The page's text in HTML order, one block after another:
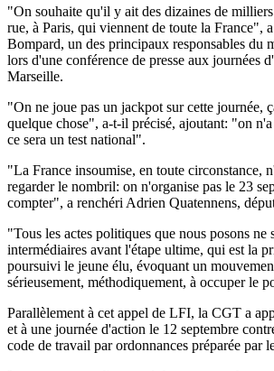
"On souhaite qu'il y ait des dizaines de milliers
rue, à Paris, qui viennent de toute la France",
Bompard, un des principaux responsables du
lors d'une conférence de presse aux journées
Marseille.
"On ne joue pas un jackpot sur cette journée,
quelque chose", a-t-il précisé, ajoutant: "on
ce sera un test national".
"La France insoumise, en toute circonstance,
regarder le nombril: on n'organise pas le 23
compter", a renchéri Adrien Quatennens,
"Tous les actes politiques que nous posons ne
intermédiaires avant l'étape ultime, qui est la
poursuivi le jeune élu, évoquant un
sérieusement, méthodiquement, à occuper le
Parallèlement à cet appel de LFI, la CGT a
et à une journée d'action le 12 septembre
code de travail par ordonnances préparée par